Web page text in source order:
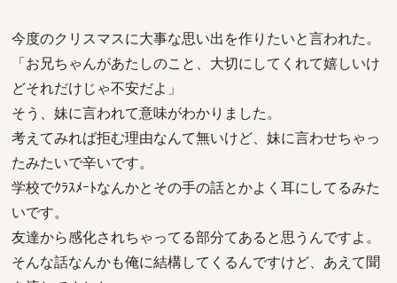
今度のクリスマスに大事な思い出を作りたいと言われた。
「お兄ちゃんがあたしのこと、大切にしてくれて嬉しいけ
どそれだけじゃ不安だよ」
そう、妹に言われて意味がわかりました。
考えてみれば拒む理由なんて無いけど、妹に言わせちゃっ
たみたいで辛いです。
学校でｸﾗｽﾒｰﾄなんかとその手の話とかよく耳にしてるみた
いです。
友達から感化されちゃってる部分てあると思うんですよ。
そんな話なんかも俺に結構してくるんですけど、あえて聞